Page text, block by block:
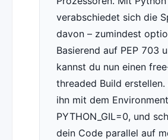
verabschiedet sich die
davon – zumindest
Basierend auf PEP 703
kannst du nun einen
threaded Build
ihn mit dem
PYTHON_GIL=0, und
dein Code parallel auf